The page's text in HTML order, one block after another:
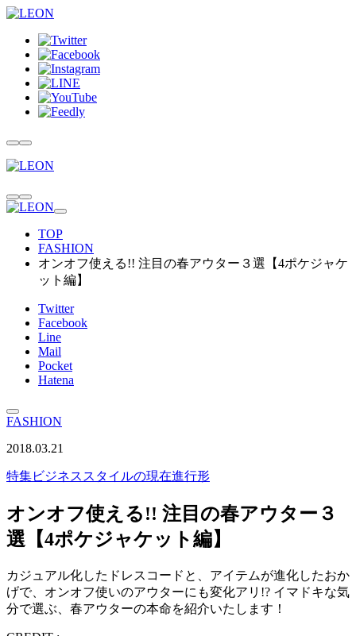
TOP
FASHION
オンオフ使える!! 注目の春アウター３選【4ポケジャケ
ット編】
Twitter
Facebook
Line
Mail
Pocket
Hatena
FASHION
2018.03.21
特集ビジネススタイルの現在進行形
オンオフ使える!! 注目の春アウター３
選【4ポケジャケット編】
カジュアル化したドレスコードと、アイテムが進化したおか
げで、オンオフ使いのアウターにも変化アリ!? イマドキな気
分で選ぶ、春アウターの本命を紹介いたします！